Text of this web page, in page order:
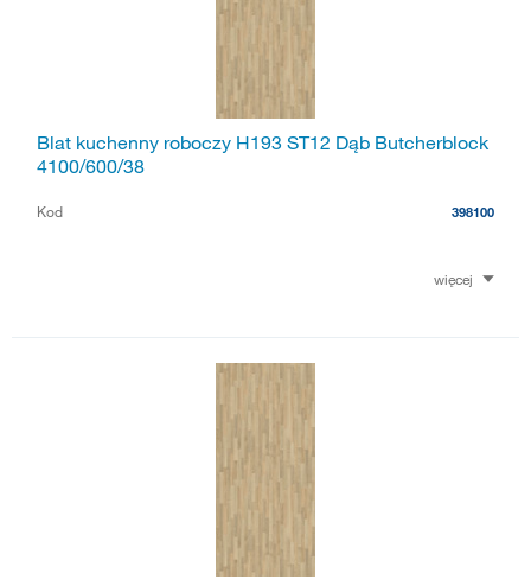
Blat kuchenny roboczy H193 ST12 Dąb Butcherblock
4100/600/38
Kod 398100
więcej